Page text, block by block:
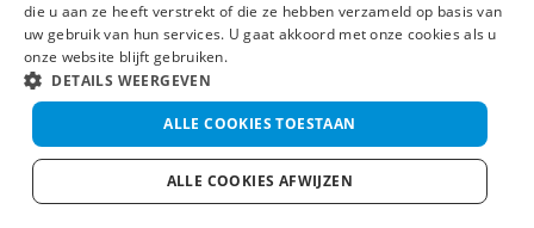
die u aan ze heeft verstrekt of die ze hebben verzameld op basis van
uw gebruik van hun services. U gaat akkoord met onze cookies als u
onze website blijft gebruiken.
DETAILS WEERGEVEN
ALLE COOKIES TOESTAAN
ALLE COOKIES AFWIJZEN